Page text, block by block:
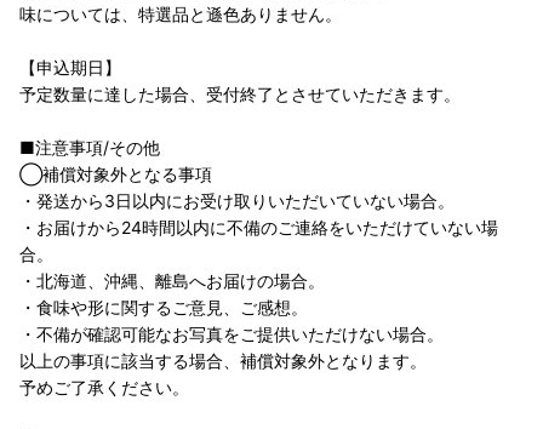
味については、特選品と遜色ありません。
【申込期日】
予定数量に達した場合、受付終了とさせていただきます。
■注意事項/その他
◯補償対象外となる事項
・発送から3日以内にお受け取りいただいていない場合。
・お届けから24時間以内に不備のご連絡をいただけていない場
合。
・北海道、沖縄、離島へお届けの場合。
・食味や形に関するご意見、ご感想。
・不備が確認可能なお写真をご提供いただけない場合。
以上の事項に該当する場合、補償対象外となります。
予めご了承ください。